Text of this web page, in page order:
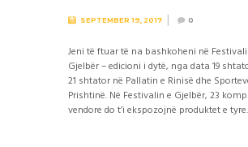
SEPTEMBER 19, 2017 0
Jeni të ftuar të na bashkoheni në
Gjelbër – edicioni i dytë, nga data 19
21 shtator në Pallatin e Rinisë dhe
Prishtinë. Në Festivalin e Gjelbër, 23
vendore do t’i ekspozojnë produktet e